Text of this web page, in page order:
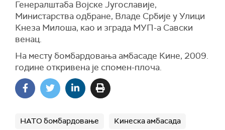
Генералштаба Војске Југославије,
Министарства одбране, Владе Србије у Улици
Кнеза Милоша, као и зграда МУП-а Савски
венац.
На месту бомбардовања амбасаде Кине, 2009.
године откривена је спомен-плоча.
НАТО бомбардовање Кинеска амбасада